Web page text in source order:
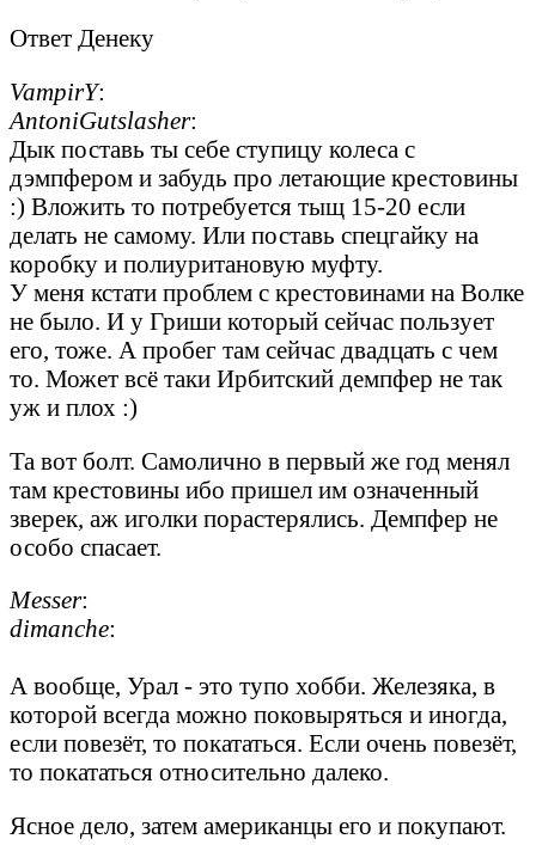
Ответ Денеку
VampirY:
AntoniGutslasher:
Дык поставь ты себе ступицу колеса с
дэмпфером и забудь про летающие крестовины
:) Вложить то потребуется тыщ 15-20 если
делать не самому. Или поставь спецгайку на
коробку и полиуритановую муфту.
У меня кстати проблем с крестовинами на Волке
не было. И у Гриши который сейчас пользует
его, тоже. А пробег там сейчас двадцать с чем
то. Может всё таки Ирбитский демпфер не так
уж и плох :)
Та вот болт. Самолично в первый же год менял
там крестовины ибо пришел им означенный
зверек, аж иголки порастерялись. Демпфер не
особо спасает.
Messer:
dimanche:
А вообще, Урал - это тупо хобби. Железяка, в
которой всегда можно поковыряться и иногда,
если повезёт, то покататься. Если очень повезёт,
то покататься относительно далеко.
Ясное дело, затем американцы его и покупают.